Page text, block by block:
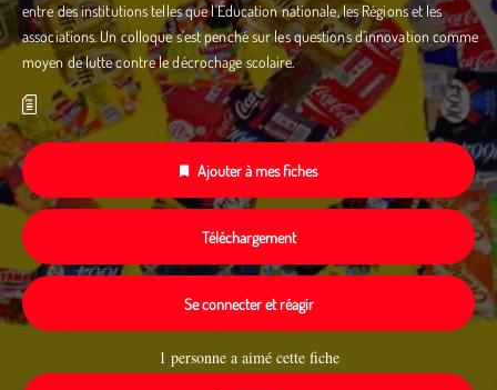
entre des institutions telles que l'Éducation nationale, les Régions et les
associations. Un colloque s’est penché sur les questions d’innovation comme
moyen de lutte contre le décrochage scolaire.
Ajouter à mes fiches
Téléchargement
Se connecter et réagir
1 personne a aimé cette fiche